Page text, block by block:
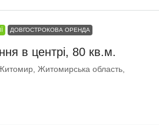
ДОВГОСТРОКОВА ОРЕНДА
в центрі, 80 кв.м.
Житомирська область,